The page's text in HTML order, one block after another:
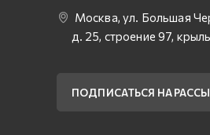
Москва, ул. Большая
д. 25, строение 97,
ПОДПИСАТЬСЯ НА